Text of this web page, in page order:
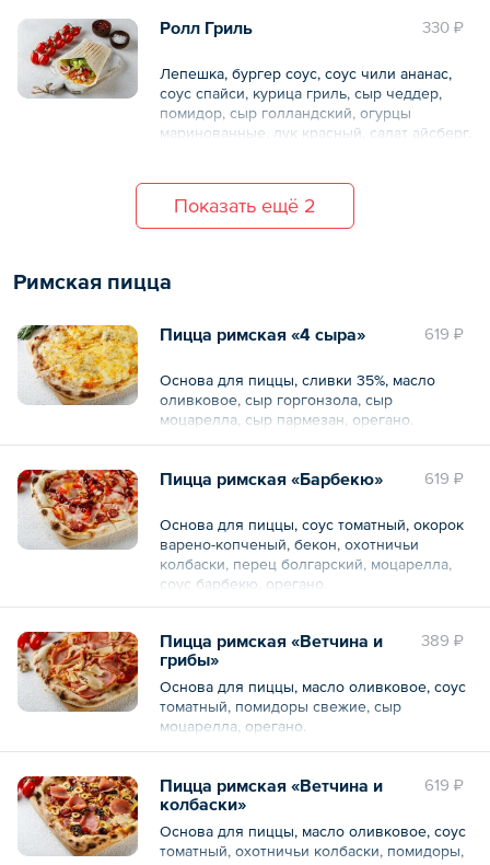
Общий вес – 280 г 330 ₽
Ролл Гриль
Лепешка, бургер соус, соус чили ананас,
соус спайси, курица гриль, сыр чеддер,
помидор, сыр голландский, огурцы
маринованные, лук красный, салат айсберг.
Показать ещё 2
Римская пицца
619 ₽
Пицца римская «4 сыра»
Основа для пиццы, сливки 35%, масло
оливковое, сыр горгонзола, сыр
моцарелла, сыр пармезан, орегано.
619 ₽
Пицца римская «Барбекю»
Основа для пиццы, соус томатный, окорок
варено-копченый, бекон, охотничьи
колбаски, перец болгарский, моцарелла,
соус барбекю, орегано.
389 ₽
Пицца римская «Ветчина и
грибы»
Основа для пиццы, масло оливковое, соус
томатный, помидоры свежие, сыр
моцарелла, орегано.
619 ₽
Пицца римская «Ветчина и
колбаски»
Основа для пиццы, масло оливковое, соус
томатный, охотничьи колбаски, помидоры,